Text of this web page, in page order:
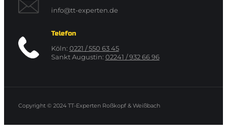
info@tt-experten.de
Telefon
Köln: 0221 / 550 63 45
Sankt Augustin: 02241 / 932 66 96
Copyright © 2024 TT-Experten Roßkopf & Weißbach